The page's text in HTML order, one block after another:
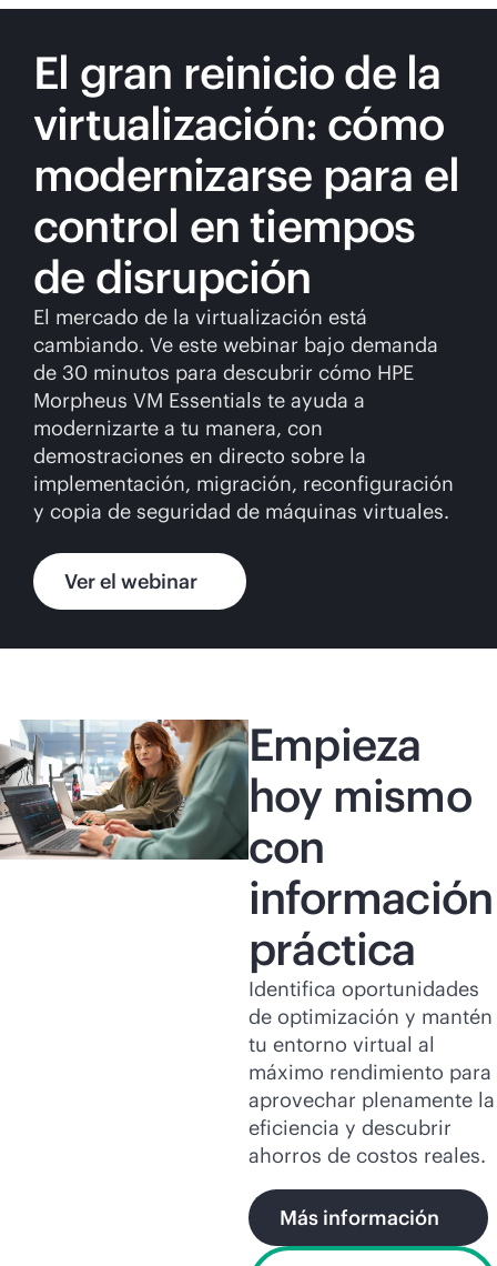
El gran reinicio de la
virtualización: cómo
modernizarse para el
control en tiempos
de disrupción
El mercado de la virtualización está
cambiando. Ve este webinar bajo demanda
de 30 minutos para descubrir cómo HPE
Morpheus VM Essentials te ayuda a
modernizarte a tu manera, con
demostraciones en directo sobre la
implementación, migración, reconfiguración
y copia de seguridad de máquinas virtuales.
Ver el webinar
Empieza
hoy mismo
con
información
práctica
Identifica oportunidades
de optimización y mantén
tu entorno virtual al
máximo rendimiento para
aprovechar plenamente la
eficiencia y descubrir
ahorros de costos reales.
Más información